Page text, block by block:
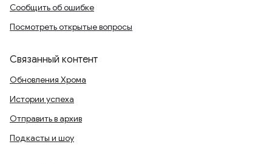
Сообщить об ошибке
Посмотреть открытые вопросы
Связанный контент
Обновления Хрома
Истории успеха
Отправить в архив
Подкасты и шоу